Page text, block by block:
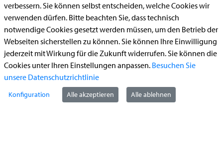
Bauantrag
Begleitetes Fahren ab 17 (Erstantrag)
Führerschein (Umtausch)
Reiterplakette (Verlängerungsantrag online)
Ummeldung zugelassenes Fahrzeug
Kontakt
verbessern. Sie können selbst entscheiden, welche Cookies wir
verwenden dürfen. Bitte beachten Sie, dass technisch
notwendige Cookies gesetzt werden müssen, um den Betrieb der
Webseiten sicherstellen zu können. Sie können Ihre Einwilligung
jederzeit mit Wirkung für die Zukunft widerrufen. Sie können die
Cookies unter Ihren Einstellungen anpassen. Besuchen Sie
unsere Datenschutzrichtlinie
Konfiguration Alle akzeptieren Alle ablehnen